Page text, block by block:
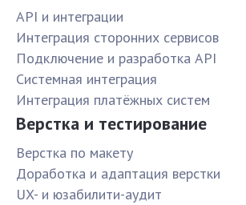
API и интеграции
Интеграция сторонних сервисов
Подключение и разработка API
Системная интеграция
Интеграция платёжных систем
Верстка и тестирование
Верстка по макету
Доработка и адаптация верстки
UX- и юзабилити-аудит